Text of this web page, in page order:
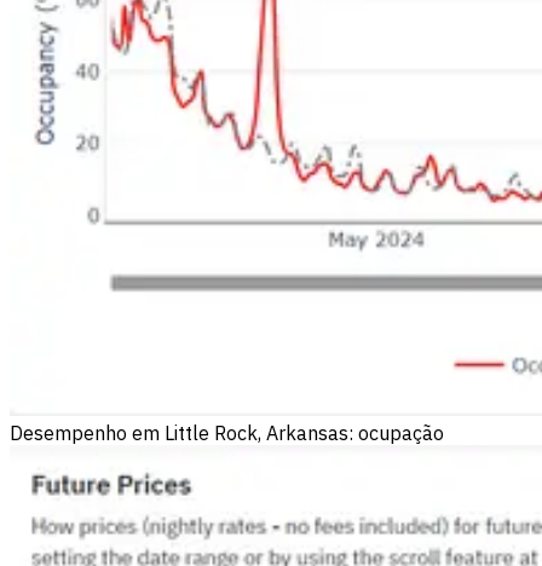
Desempenho em Little Rock, Arkansas: ocupação